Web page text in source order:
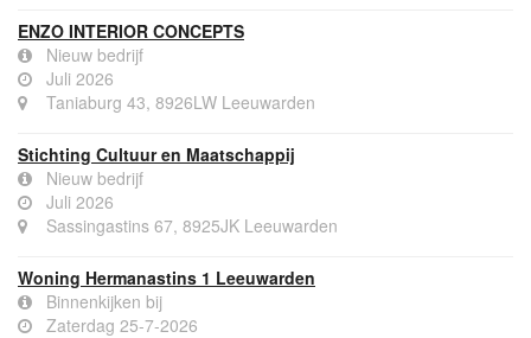
ENZO INTERIOR CONCEPTS
Nieuw bedrijf
Juli 2026
Taniaburg 43, 8926LW Leeuwarden
Stichting Cultuur en Maatschappij
Nieuw bedrijf
Juli 2026
Sassingastins 67, 8925JK Leeuwarden
Woning Hermanastins 1 Leeuwarden
Binnenkijken bij
Zaterdag 25-7-2026